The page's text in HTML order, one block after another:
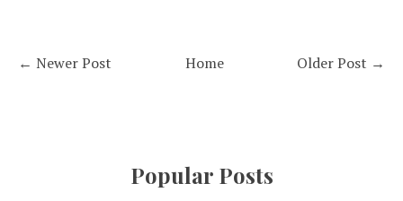
← Newer Post Older Post →
Home
Popular Posts